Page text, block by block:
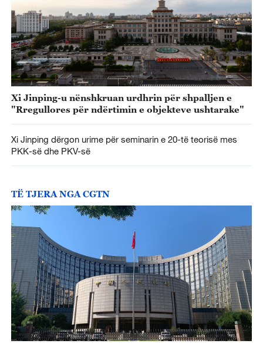
Xi Jinping-u nënshkruan urdhrin për shpalljen e
"Rregullores për ndërtimin e objekteve ushtarake"
Xi Jinping dërgon urime për seminarin e 20-të teorisë mes
PKK-së dhe PKV-së
TË TJERA NGA CGTN